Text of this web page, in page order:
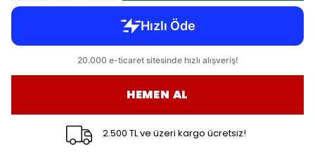
HEMEN AL
2.500 TL ve üzeri kargo ücretsiz!